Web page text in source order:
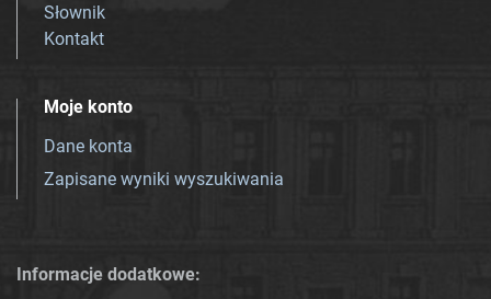
Słownik
Kontakt
Moje konto
Dane konta
Zapisane wyniki wyszukiwania
Informacje dodatkowe: